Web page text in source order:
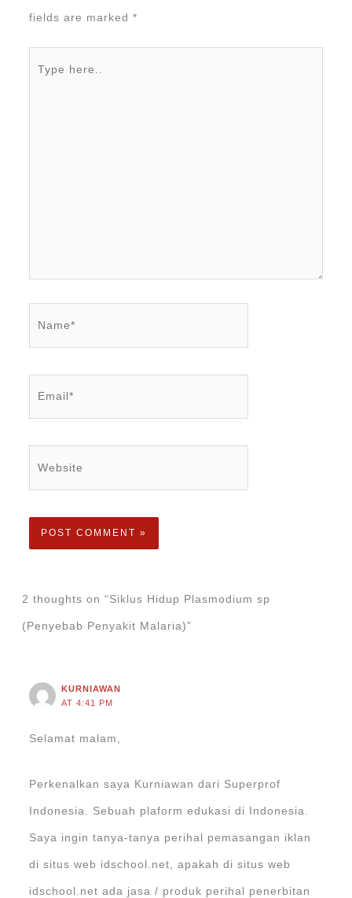
fields are marked *
2 thoughts on “Siklus Hidup Plasmodium sp
(Penyebab Penyakit Malaria)”
KURNIAWAN
AT 4:41 PM
Selamat malam,
Perkenalkan saya Kurniawan dari Superprof
Indonesia. Sebuah plaform edukasi di Indonesia.
Saya ingin tanya-tanya perihal pemasangan iklan
di situs web idschool.net, apakah di situs web
idschool.net ada jasa / produk perihal penerbitan